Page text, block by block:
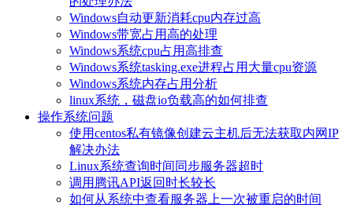
Windows自动更新消耗cpu内存过高
Windows带宽占用高的处理
Windows系统cpu占用高排查
Windows系统tasking.exe进程占用大量cpu资源
Windows系统内存占用分析
linux系统，磁盘io负载高的如何排查
操作系统问题
使用centos私有镜像创建云主机后无法获取内网IP
解决办法
Linux系统查询时间同步服务器超时
调用腾讯API返回时长较长
如何从系统中查看服务器上一次被重启的时间